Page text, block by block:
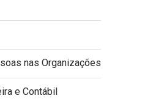
nas Organizações
e Contábil